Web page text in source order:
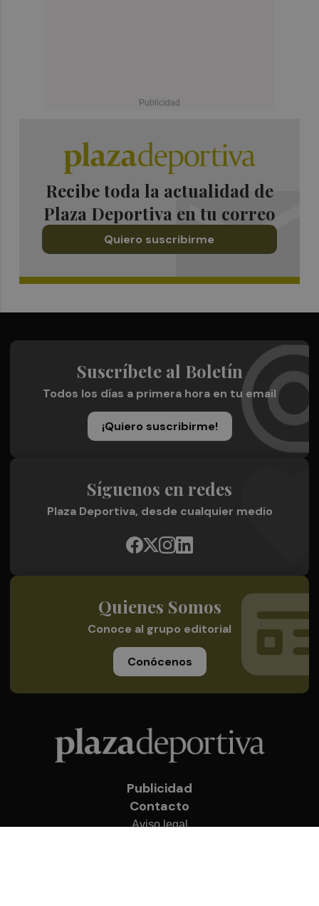
Recibe toda la actualidad de
Plaza Deportiva en tu correo
Quiero suscribirme
Suscríbete al Boletín
Todos los días a primera hora en tu email
¡Quiero suscribirme!
Síguenos en redes
Plaza Deportiva, desde cualquier medio
Quienes Somos
Conoce al grupo editorial
Conócenos
Publicidad
Contacto
Aviso legal